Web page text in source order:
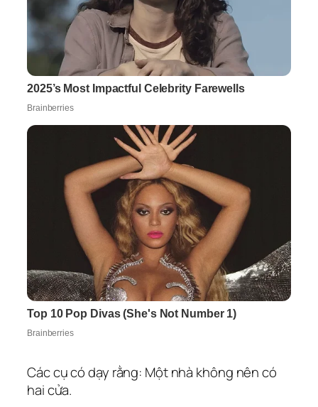
Các cụ có dạy rằng: Một nhà không nên có
hai cửa.